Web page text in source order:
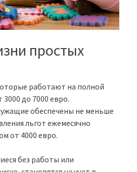
простых
работают на полной
до 7000 евро.
обеспечены не меньше
льгот ежемесячно
от 4000 евро.
без работы или